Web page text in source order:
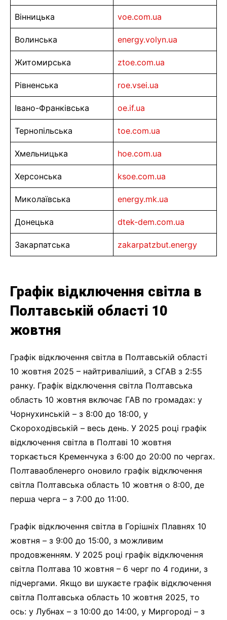
Вінницька voe.com.ua
Волинська energy.volyn.ua
Житомирська ztoe.com.ua
Рівненська roe.vsei.ua
Івано-Франківська oe.if.ua
Тернопільська toe.com.ua
Хмельницька hoe.com.ua
Херсонська ksoe.com.ua
Миколаївська energy.mk.ua
Донецька dtek-dem.com.ua
Закарпатська zakarpatzbut.energy
Графік відключення світла в
Полтавській області 10
жовтня
Графік відключення світла в Полтавській області
10 жовтня 2025 – найтриваліший, з СГАВ з 2:55
ранку. Графік відключення світла Полтавська
область 10 жовтня включає ГАВ по громадах: у
Чорнухинській – з 8:00 до 18:00, у
Скороходівській – весь день. У 2025 році графік
відключення світла в Полтаві 10 жовтня
торкається Кременчука з 6:00 до 20:00 по чергах.
Полтаваобленерго оновило графік відключення
світла Полтавська область 10 жовтня о 8:00, де
перша черга – з 7:00 до 11:00.
Графік відключення світла в Горішніх Плавнях 10
жовтня – з 9:00 до 15:00, з можливим
продовженням. У 2025 році графік відключення
світла Полтава 10 жовтня – 6 черг по 4 години, з
підчергами. Якщо ви шукаєте графік відключення
світла Полтавська область 10 жовтня 2025, то
ось: у Лубнах – з 10:00 до 14:00, у Миргороді – з